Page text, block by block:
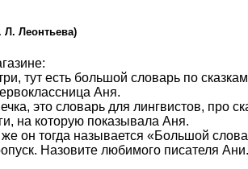
Л. Леонтьева)
тут есть большой словарь по
Аня.
это словарь для лингвистов, про
на которую показывала Аня.
он тогда называется «Большой
Назовите любимого писателя Ани.